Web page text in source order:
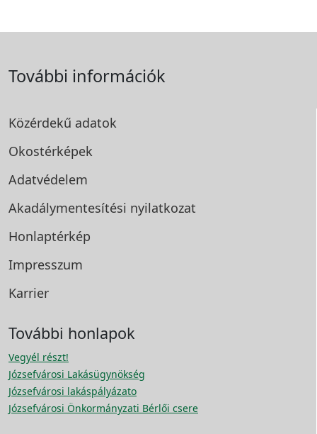
További információk
Közérdekű adatok
Okostérképek
Adatvédelem
Akadálymentesítési nyilatkozat
Honlaptérkép
Impresszum
Karrier
További honlapok
Vegyél részt!
Józsefvárosi Lakásügynökség
Józsefvárosi lakáspályázato
Józsefvárosi Önkormányzati Bérlői csere